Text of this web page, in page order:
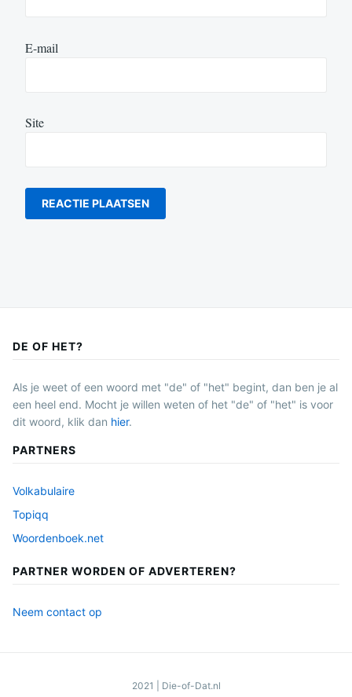
E-mail
Site
DE OF HET?
Als je weet of een woord met "de" of "het" begint, dan ben je al
een heel end. Mocht je willen weten of het "de" of "het" is voor
dit woord, klik dan hier.
PARTNERS
Volkabulaire
Topiqq
Woordenboek.net
PARTNER WORDEN OF ADVERTEREN?
Neem contact op
2021 Die-of-Dat.nl